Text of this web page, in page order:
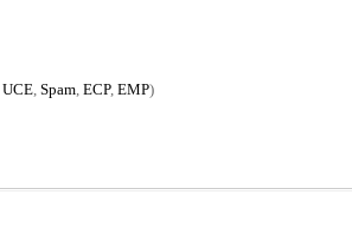
UCE, Spam, ECP, EMP)